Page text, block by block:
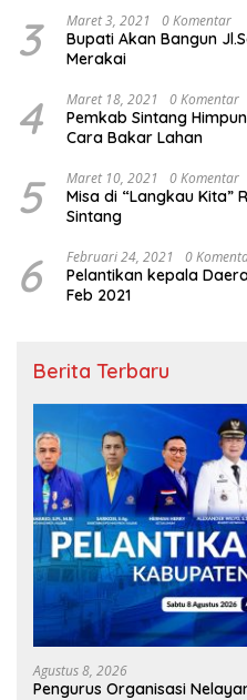
3 Maret 3, 2021 0 Komentar
Bupati Akan Bangun
Merakai
4 Maret 18, 2021 0 Komentar
Pemkab Sintang
Cara Bakar Lahan
5 Maret 10, 2021 0 Komentar
Misa di “Langkau Kita”
Sintang
6 Februari 24, 2021 0
Pelantikan kepala
Feb 2021
Berita Terbaru
Agustus 8, 2026
Pengurus Organisasi